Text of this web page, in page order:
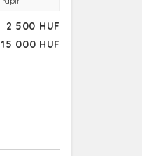
2 500 HUF
15 000 HUF